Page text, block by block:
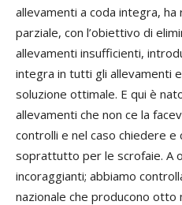
allevamenti a coda integra,
parziale, con l’obiettivo di
allevamenti insufficienti,
integra in tutti gli allevamenti
soluzione ottimale. E qui è
allevamenti che non ce la
controlli e nel caso chiedere
soprattutto per le scrofaie. A
incoraggianti; abbiamo
nazionale che producono otto